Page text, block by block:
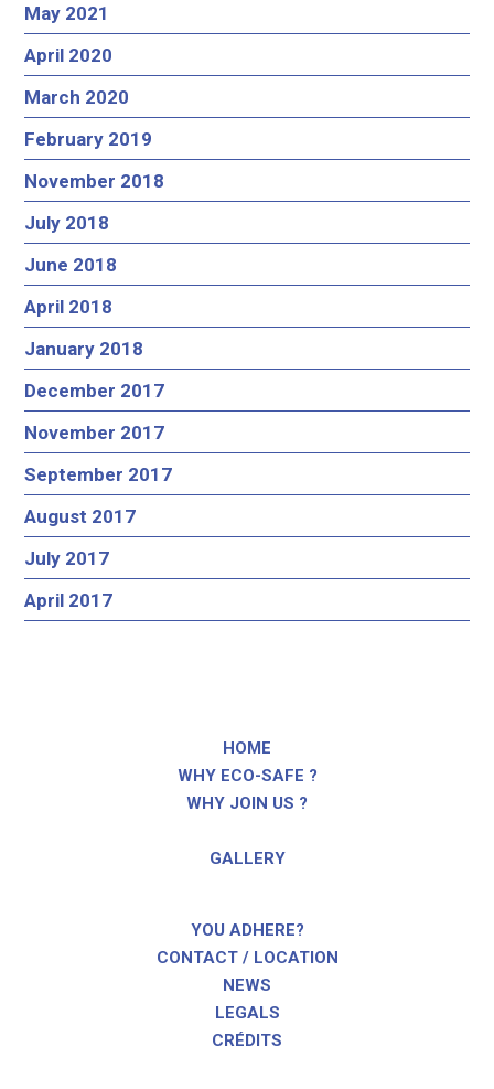
May 2021
April 2020
March 2020
February 2019
November 2018
July 2018
June 2018
April 2018
January 2018
December 2017
November 2017
September 2017
August 2017
July 2017
April 2017
HOME
WHY ECO-SAFE ?
WHY JOIN US ?
GALLERY
YOU ADHERE?
CONTACT / LOCATION
NEWS
LEGALS
CRÉDITS